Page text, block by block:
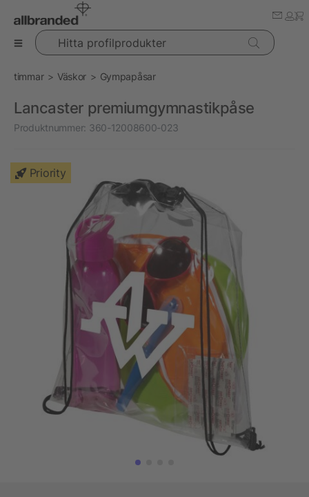
Hitta profilprodukter
timmar Väskor Gympapåsar
Lancaster premiumgymnastikpåse
Produktnummer: 360-12008600-023
Priority